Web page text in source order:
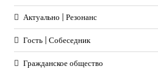
Актуально | Резонанс
Гость | Собеседник
Гражданское общество